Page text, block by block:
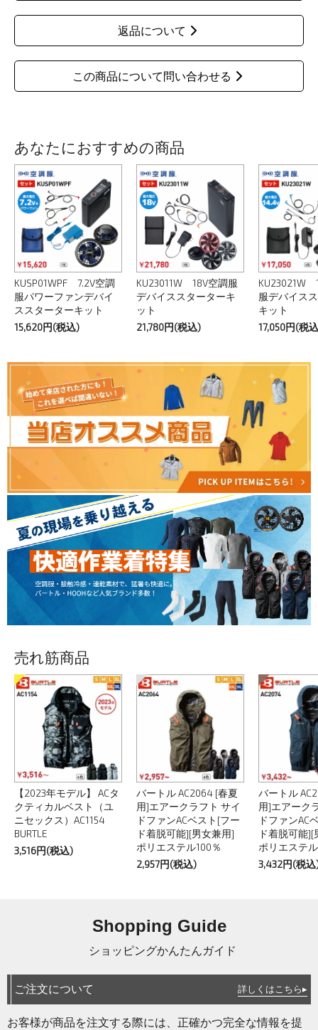
返品について
この商品について問い合わせる
あなたにおすすめの商品
KUSP01WPF 7.2V空調
服パワーファンデバイ
ススターターキット
15,620円(税込)
KU23011W 18V空調服
デバイススターターキ
ット
21,780円(税込)
KU23021W
服デバイス
キット
17,050円(税
売れ筋商品
【2023年モデル】 ACタ
クティカルベスト（ユ
ニセックス）AC1154
BURTLE
3,516円(税込)
バートル AC2064 [春夏
用]エアークラフト サイ
ドファンACベスト[フー
ド着脱可能][男女兼用]
ポリエステル100％
2,957円(税込)
バートル
用]エアーク
ドファンAC
ド着脱可能][
ポリエステ
3,432円(税込
Shopping Guide
ショッピングかんたんガイド
ご注文について 詳しくはこちら▸
お客様が商品を注文する際には、正確かつ完全な情報を提